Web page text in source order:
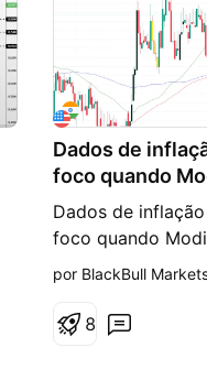
Dados de
foco quando
encontra co...
Dados de
foco quando
com Putin À
Narendra Modi,
por BlackBull
8